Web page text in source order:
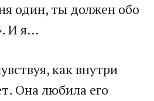
один, ты должен обо
И я…
как внутри
Она любила его